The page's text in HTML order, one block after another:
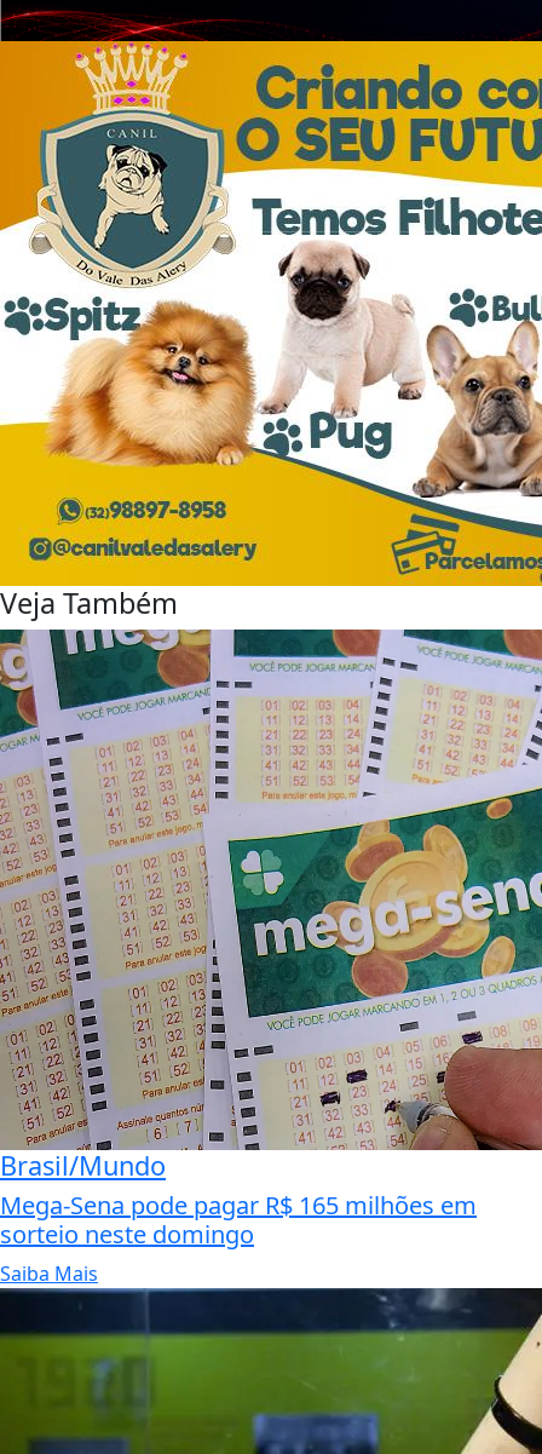
Veja Também
Brasil/Mundo
Mega-Sena pode pagar R$ 165 milhões em
sorteio neste domingo
Saiba Mais